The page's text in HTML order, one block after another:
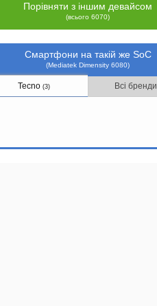
Порівняти з іншим девайсом
(всього 6070)
Смартфони на такій же SoC
(Mediatek Dimensity 6080)
Tecno (3) Всі бренди